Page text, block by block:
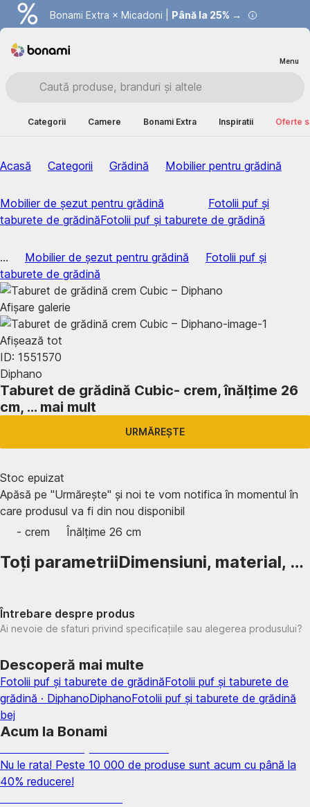
Bonami Extra × Micadoni | Până la 25% →
Summer Sale | Economisești până la 40% →
Menu
Categorii Camere Bonami Extra Inspiratii Oferte
Acasă Categorii Grădină Mobilier pentru grădină
Mobilier de șezut pentru grădină
Fotolii puf și
taburete de grădinăFotolii puf și taburete de grădină
... Mobilier de șezut pentru grădină
Fotolii puf și
taburete de grădină
Afișare galerie
Afișează tot
ID: 1551570
Diphano
Taburet de grădină Cubic- crem, înălțime 26
cm, … mai mult
URMĂREȘTE
Stoc epuizat
Apăsă pe "Urmărește" și noi te vom notifica în momentul în
care produsul va fi din nou disponibil
- crem
Înălțime 26 cm
Toți parametriiDimensiuni, material, …
Întrebare despre produs
Ai nevoie de sfaturi privind specificațiile sau alegerea produsului?
Descoperă mai multe
Fotolii puf și taburete de grădinăFotolii puf și taburete de
grădină · DiphanoDiphanoFotolii puf și taburete de grădină
bej
Acum la Bonami
Nu le rata! Peste 10 000 de produse sunt acum cu până la
40% reducere!